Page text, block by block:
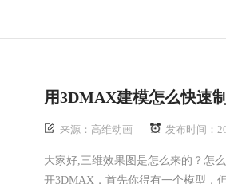
用3DMAX建模怎么快速
来源：高维动画 发布时间：
大家好,三维效果图是怎么来的？怎
开3DMAX，首先你得有一个模型，